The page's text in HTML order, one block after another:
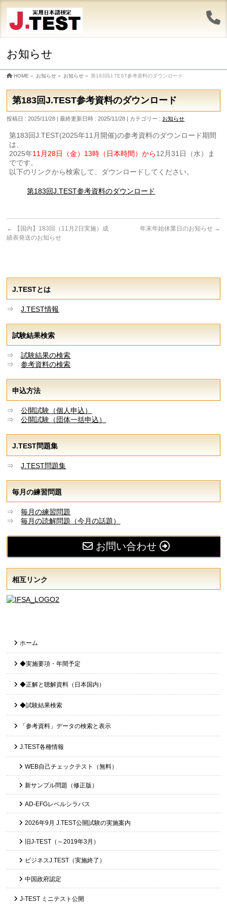
お知らせ
HOME » お知らせ » お知らせ » 第183回J.TEST参考資料のダウンロード
第183回J.TEST参考資料のダウンロード
投稿日 : 2025/11/28 最終更新日時 : 2025/11/28 カテゴリー : お知らせ
第183回J.TEST(2025年11月開催)の参考資料のダウンロード期間
は、
2025年11月28日（金）13時（日本時間）から12月31日（水）ま
でです。
以下のリンクから検索して、ダウンロードしてください。
第183回J.TEST参考資料のダウンロード
←
【国内】183回（11月2日実施）成
績表発送のお知らせ
年末年始休業日のお知らせ →
J.TESTとは
⇒J.TEST情報
試験結果検索
⇒試験結果の検索
⇒参考資料の検索
申込方法
⇒公開試験（個人申込）
⇒公開試験（団体一括申込）
J.TEST問題集
⇒J.TEST問題集
毎月の練習問題
⇒毎月の練習問題
⇒毎月の読解問題（今月の話題）
お問い合わせ
相互リンク
ホーム
◆実施要項・年間予定
◆正解と聴解資料（日本国内）
◆試験結果検索
「参考資料」データの検索と表示
J.TEST各種情報
WEB自己チェックテスト（無料）
新サンプル問題（修正版）
AD-EFGレベルシラバス
2026年9月 J.TEST公開試験の実施案内
旧J-TEST（～2019年3月）
ビジネスJ.TEST（実施終了）
中国政府認定
J-TEST ミニテスト公開